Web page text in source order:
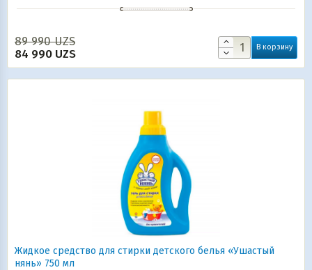
89 990UZS
84 990 UZS В корзину
Жидкое средство для стирки детского белья «Ушастый
нянь» 750 мл